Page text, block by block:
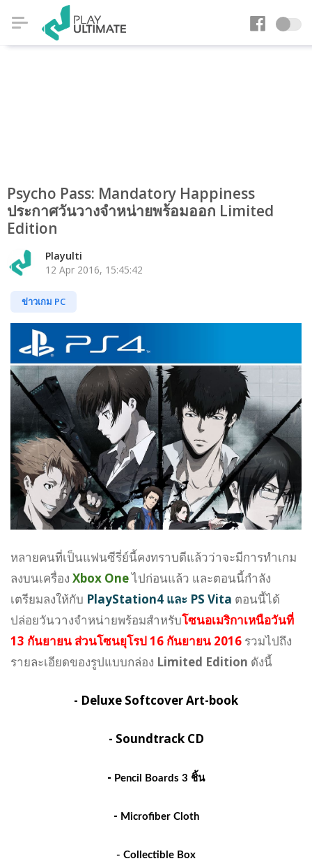
Psycho Pass: Mandatory Happiness
ประกาศวันวางจำหน่ายพร้อมออก Limited
Edition
Playulti
12 Apr 2016, 15:45:42
ข่าวเกม PC
หลายคนที่เป็นแฟนซีรี่ย์นี้คงทราบดีแล้วว่าจะมีการทำเกม
ลงบนเครื่อง Xbox Oneไปก่อนแล้ว และตอนนี้กำลัง
เตรียมลงให้กับ PlayStation4 และ PS Vita ตอนนี้ได้
ปล่อยวันวางจำหน่ายพร้อมสำหรับโซนอเมริกาเหนือวันที่
13 กันยายน ส่วนโซนยุโรป 16 กันยายน 2016 รวมไปถึง
รายละเอียดของรูปแบบกล่อง Limited Edition ดังนี้
- Deluxe Softcover Art-book
- Soundtrack CD
- Pencil Boards 3 ชิ้น
- Microfiber Cloth
- Collectible Box